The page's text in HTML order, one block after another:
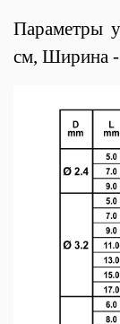
Параметры
см, Ширина